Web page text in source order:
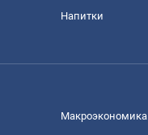
Напитки
Mакроэкономика